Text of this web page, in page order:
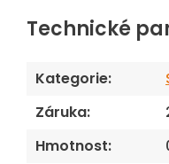
Technické
Kategorie:
Záruka:
Hmotnost: